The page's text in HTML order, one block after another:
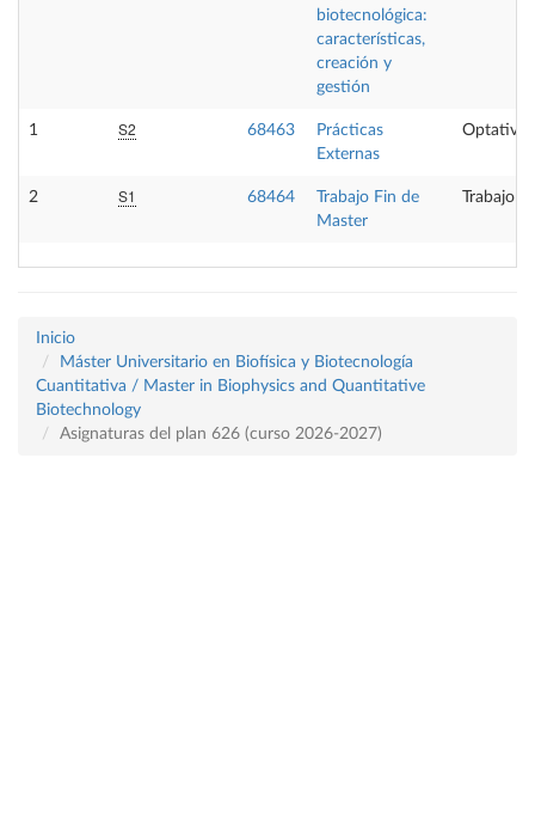
biotecnológica:
características,
creación y
gestión
1 S2 68463
Prácticas
Externas
Optativa
2 S1 68464
Trabajo Fin de
Master
Trabajo
Inicio
Máster Universitario en Biofísica y Biotecnología
Cuantitativa / Master in Biophysics and Quantitative
Biotechnology
Asignaturas del plan 626 (curso 2026-2027)